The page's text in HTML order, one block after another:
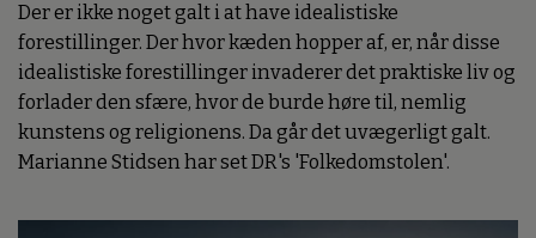
Der er ikke noget galt i at have idealistiske
forestillinger. Der hvor kæden hopper af, er, når disse
idealistiske forestillinger invaderer det praktiske liv og
forlader den sfære, hvor de burde høre til, nemlig
kunstens og religionens. Da går det uvægerligt galt.
Marianne Stidsen har set DR's 'Folkedomstolen'.